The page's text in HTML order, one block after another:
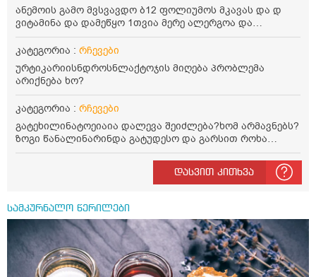
ანემოის გამო მვსვავდო ბ12 ფოლიუმოს მკავას და დ
ვიტამინა და დამეწყო 1თვია მერე ალერგოა და
წამოცხელებებო წამოხირება შევწტვიტე ექმომმა
დროებით შემაწუვეტინა მაგრამ მე ვერ დავლიე მწრე
რადჰან ალერგოანდღემდე მაქბს ჯერ ისევ რამდენიმე
თვე მაონც გაჰრძელდა 8თ ე მგონია და არაფროთ აღარ
გავეკარე ო და ეს წამოხირება დამრჩა და დამრჩა
რატო?არც ექიმოს ხსნებვა მინდა არც წანლის
იბრალოდნსავარუადოთ რომ მიყხრად რატო დამრჩა ეს
წამოცხომა?10კილო მაშინ იცებ კი მოვიმატე მაგრამ
ამდენიხანი გავოდა 8თვე
კატეგორია : რჩევები
ურტიკარიისნდროსნლაქტოჯის მიღება პრობლემა
არიქნება ხო?
კატეგორია : რჩევები
გატეხილინატოეიაია დალევა შეიძლება?ხომ არმავნებს?
ზოგი წანალინარინდა გატუდესო და გარსით როხა
არისო და ეს ვერ მივხდი გარსი ათასნაირია რაბიცი და
დასვით კითხვა
სამკურნალო წერილები